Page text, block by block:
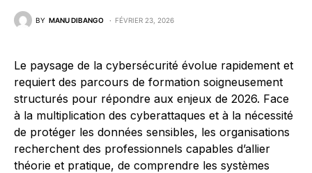
BY MANU DIBANGO FÉVRIER 23, 2026
Le paysage de la cybersécurité évolue rapidement et
requiert des parcours de formation soigneusement
structurés pour répondre aux enjeux de 2026. Face
à la multiplication des cyberattaques et à la nécessité
de protéger les données sensibles, les organisations
recherchent des professionnels capables d’allier
théorie et pratique, de comprendre les systèmes